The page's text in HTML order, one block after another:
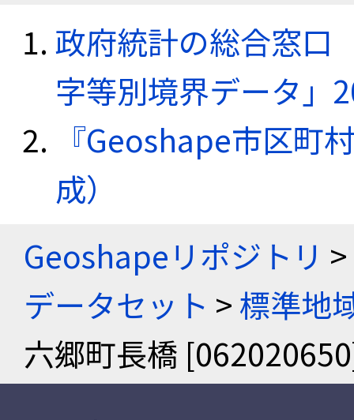
政府統計の総合窓口
字等別境界データ」
『Geoshape市区町
成）
Geoshapeリポジトリ >
データセット >標準地
六郷町長橋